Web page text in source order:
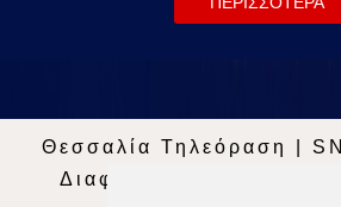
Θεσσαλία Τηλεόραση
Διαφήμιση